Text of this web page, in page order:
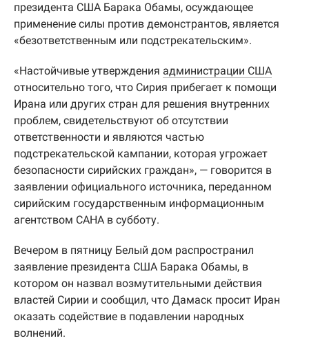
президента США Барака Обамы, осуждающее
применение силы против демонстрантов, является
«безответственным или подстрекательским».
«Настойчивые утверждения администрации США
относительно того, что Сирия прибегает к помощи
Ирана или других стран для решения внутренних
проблем, свидетельствуют об отсутствии
ответственности и являются частью
подстрекательской кампании, которая угрожает
безопасности сирийских граждан», — говорится в
заявлении официального источника, переданном
сирийским государственным информационным
агентством САНА в субботу.
Вечером в пятницу Белый дом распространил
заявление президента США Барака Обамы, в
котором он назвал возмутительными действия
властей Сирии и сообщил, что Дамаск просит Иран
оказать содействие в подавлении народных
волнений.